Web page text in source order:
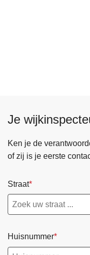
Je
Ken je de
of zij is je eerste
Straat
Huisnummer